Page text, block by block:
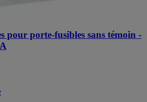
pour porte-fusibles sans témoin -